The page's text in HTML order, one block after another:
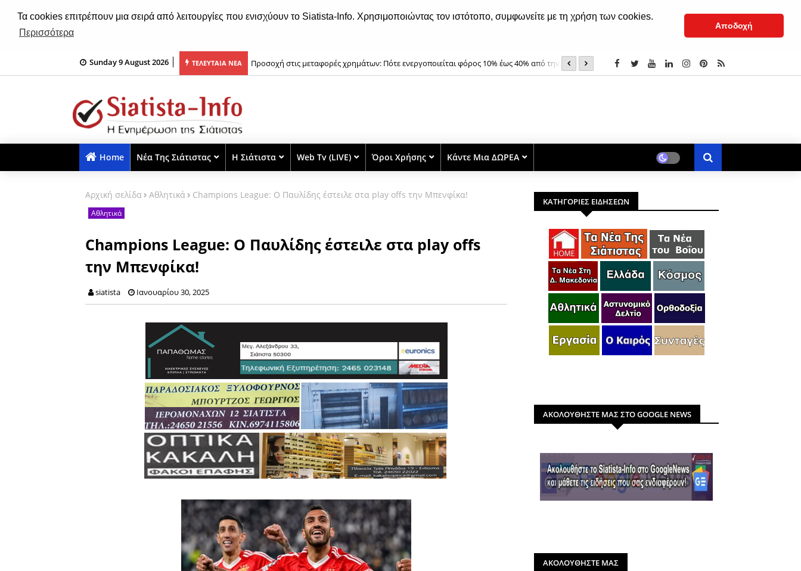
Τα cookies επιτρέπουν μια σειρά από λειτουργίες που ενισχύουν το Siatista-Info. Χρησιμοποιώντας τον ιστότοπο, συμφωνείτε με τη χρήση των cookies.
Περισσότερα
Αποδοχή
Sunday 9 August 2026 ΤΕΛΕΥΤΑΙΑ ΝΕΑ
- Κυριακή 09 Αυγούστου Προσοχή στις μεταφορές χρημάτων: Πότε ενεργοποιείται φόρος 10% έως 40% από την ΑΑΔΕ Μελιτζάνα με χταπόδι στον φούρνο αγιορείτικη
Home Νέα Της Σιάτιστας Η Σιάτιστα Web Tv (LIVE) Όροι Χρήσης Κάντε Μια ΔΩΡΕΑ
Αρχική σελίδα Αθλητικά Champions League: Ο Παυλίδης έστειλε στα play offs την Μπενφίκα!
Αθλητικά
Champions League: Ο Παυλίδης έστειλε στα play offs
την Μπενφίκα!
siatista Ιανουαρίου 30, 2025
ΚΑΤΗΓΟΡΙΕΣ ΕΙΔΗΣΕΩΝ
ΑΚΟΛΟΥΘΗΣΤΕ ΜΑΣ ΣΤΟ GOOGLE NEWS
ΑΚΟΛΟΥΘΗΣΤΕ ΜΑΣ